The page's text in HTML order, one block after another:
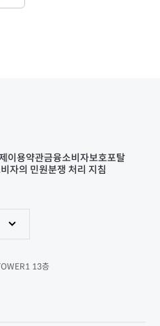
이용약관금융소비자보호포탈
자의 민원분쟁 처리 지침
13층